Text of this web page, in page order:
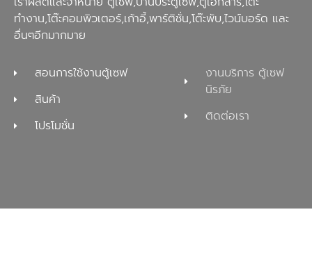
ทำงาน,โต๊ะคอมพิวเตอร์,เก้าอี้,พาร์ติชั่น,โต๊ะพับ,ไวน์บอร์ด และ
อื่นๆอีกมากมาย
สอนการใช้งานตู้เซฟ
สินค้า
โปรโมชั่น
งานบริการ ตู้เซฟ
นิรภัย
ติดต่อเรา